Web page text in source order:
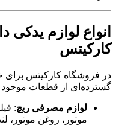
انواع لوازم یدکی
کارکیتس
در فروشگاه کارکیتس برای
گسترده‌ای از قطعات
لوازم مصرفی ریچ:
موتور، روغن موتور،